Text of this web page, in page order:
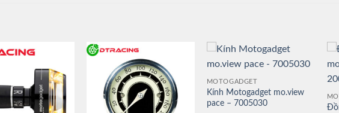
MOTOGADGET
Kính Motogadget mo.view
pace – 7005030